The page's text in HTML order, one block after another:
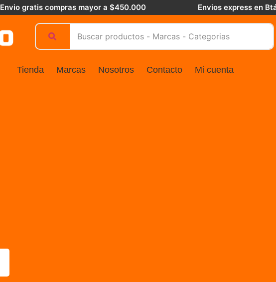
Envio gratis compras mayor a $450.000 Envios express en
Tienda Marcas Nosotros Contacto Mi cuenta